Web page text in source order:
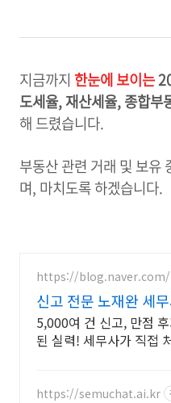
지금까지 한눈에 보이는
도세율, 재산세율, 종합부
해 드렸습니다.
부동산 관련 거래 및 보유
며, 마치도록 하겠습니다.
https://
신고 전문 노재완 세
5,000여 건 신고, 만점
된 실력! 세무사가 직접
https://semuchat.ai.kr